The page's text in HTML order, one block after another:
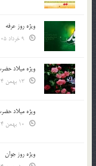
ویژه روز عرفه
ویژه میلاد
ویژه میلاد
ویژه روز جوان